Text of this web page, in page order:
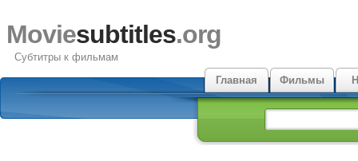
Moviesubtitles.org
Субтитры к фильмам
Главная
Фильмы